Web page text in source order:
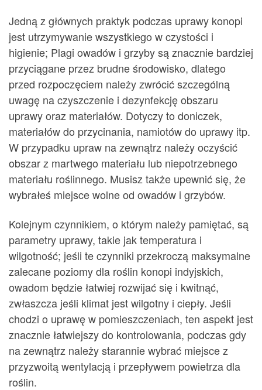
Jedną z głównych praktyk podczas uprawy konopi
jest utrzymywanie wszystkiego w czystości i
higienie; Plagi owadów i grzyby są znacznie bardziej
przyciągane przez brudne środowisko, dlatego
przed rozpoczęciem należy zwrócić szczególną
uwagę na czyszczenie i dezynfekcję obszaru
uprawy oraz materiałów. Dotyczy to doniczek,
materiałów do przycinania, namiotów do uprawy itp.
W przypadku upraw na zewnątrz należy oczyścić
obszar z martwego materiału lub niepotrzebnego
materiału roślinnego. Musisz także upewnić się, że
wybrałeś miejsce wolne od owadów i grzybów.
Kolejnym czynnikiem, o którym należy pamiętać, są
parametry uprawy, takie jak temperatura i
wilgotność; jeśli te czynniki przekroczą maksymalne
zalecane poziomy dla roślin konopi indyjskich,
owadom będzie łatwiej rozwijać się i kwitnąć,
zwłaszcza jeśli klimat jest wilgotny i ciepły. Jeśli
chodzi o uprawę w pomieszczeniach, ten aspekt jest
znacznie łatwiejszy do kontrolowania, podczas gdy
na zewnątrz należy starannie wybrać miejsce z
przyzwoitą wentylacją i przepływem powietrza dla
roślin.